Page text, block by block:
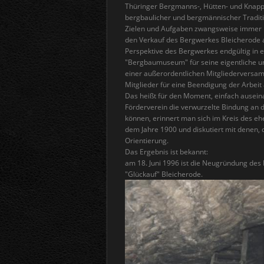
Thüringer Bergmanns-, Hütten- und
bergbaulicher und bergmännischer
Zielen und Aufgaben zwangsweise
den Verkauf des Bergwerkes
Perspektive des Bergwerkes endgültig in
"Bergbaumuseum" für seine eigentliche
einer außerordentlichen
Mitglieder für eine Beendigung der
Das heißt für den Moment, einfach
Förderverein die verwurzelte Bindung an
können, erinnert man sich im Kreis des
dem Jahre 1900 und diskutiert mit
Orientierung.
Das Ergebnis ist bekannt:
am 18. Juni 1996 ist die Neugründung
"Glückauf" Bleicherode.